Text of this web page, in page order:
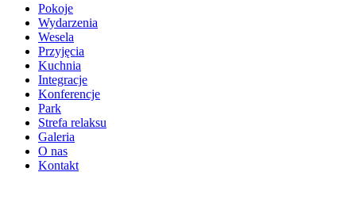
Pokoje
Wydarzenia
Wesela
Przyjęcia
Kuchnia
Integracje
Konferencje
Park
Strefa relaksu
Galeria
O nas
Kontakt